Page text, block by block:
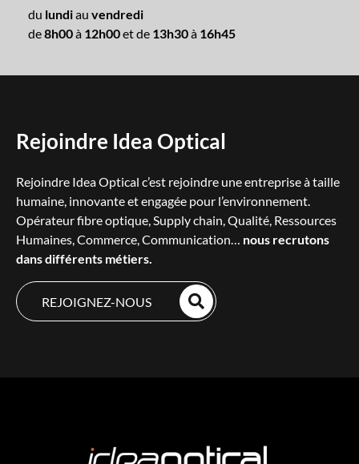
du lundiau vendredi
de8h00à 12h00et de 13h30à 16h45
Rejoindre Idea Optical
Rejoindre Idea Optical c’est rejoindre une entreprise à taille
humaine, innovante et engagée pour l’environnement.
Opérateur fibre optique, Supply chain, Qualité, Ressources
Humaines, Commerce, Communication… nous recrutons
dans différents métiers.
REJOIGNEZ-NOUS